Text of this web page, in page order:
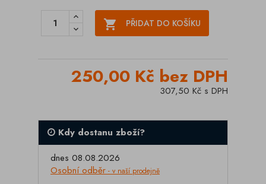
 PŘIDAT DO KOŠÍKU
250,00 Kč bez DPH
307,50 Kč s DPH
Kdy dostanu zboží?
dnes 08.08.2026
Osobní odběr - v naší prodejně